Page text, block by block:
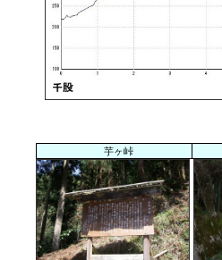
芋ヶ峠